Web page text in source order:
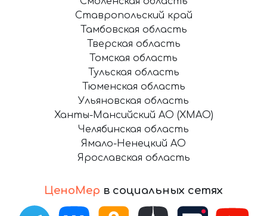
ЦеноМер в социальных сетях
Ставропольский край
Тамбовская область
Тверская область
Томская область
Тульская область
Тюменская область
Ульяновская область
Ханты-Мансийский АО (ХМАО)
Челябинская область
Ямало-Ненецкий АО
Ярославская область